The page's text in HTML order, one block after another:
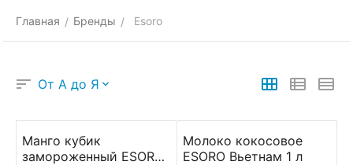
Главная / Бренды / Esoro
От А до Я
Манго кубик
замороженный ESORO
Молоко кокосовое
ESORO Вьетнам 1 л